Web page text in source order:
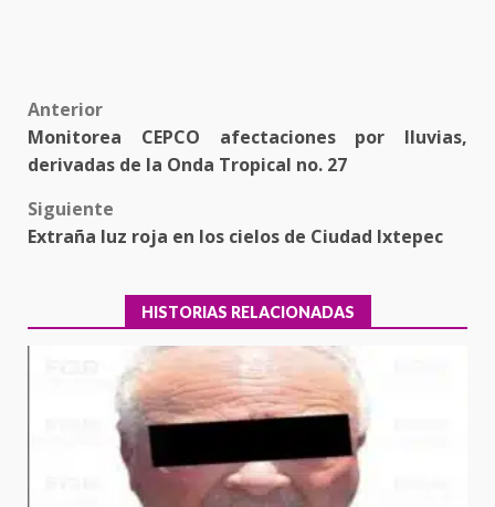
Post
navigation
Anterior
Monitorea CEPCO afectaciones por lluvias,
derivadas de la Onda Tropical no. 27
Siguiente
Extraña luz roja en los cielos de Ciudad Ixtepec
HISTORIAS RELACIONADAS